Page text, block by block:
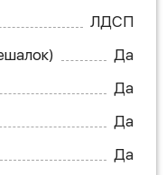
ЛДСП
Да
Да
Да
Да